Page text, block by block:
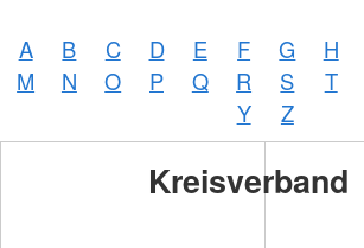
A B C D E F G H
M
N O P Q R S T
Y
Z
Kreisverband